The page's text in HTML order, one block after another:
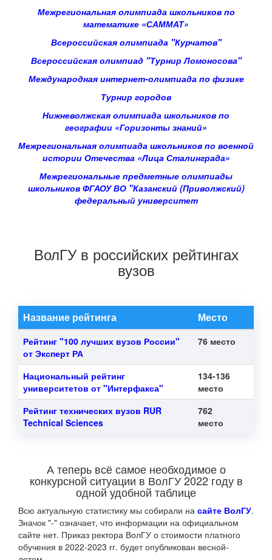
Межрегиональная олимпиада школьников по
математике «САММАТ»
Всероссийская олимпиада "Курчатов"
Всероссийская олимпиад "Турнир Ломоносова"
Международная интернет-олимпиада по физике
Турнир городов
Нижневолжская олимпиада школьников по
географии «Горизонты знаний»
Межрегиональная олимпиада школьников по военной
истории Отечества «Лица Сталинграда»
Межрегиональные предметные олимпиады
школьников ФГАОУ ВО "Казанский (Приволжский)
федеральный университет
ВолГУ в российских рейтингах
вузов
Название рейтинга Место
Рейтинг "100 лучших вузов России"
от Эксперт РА
76 место
Национальный рейтинг
университетов от "Интерфакса"
134-136
место
Рейтинг технических вузов RUR
Technical Sciences
762
место
А теперь всё самое необходимое о
конкурсной ситуации в ВолГУ 2022 году в
одной удобной таблице
Всю актуальную статистику мы собирали на сайте ВолГУ.
Значок "-" означает, что информации на официальном
сайте нет. Приказ ректора ВолГУ о стоимости платного
обучения в 2022-2023 гг. будет опубликован весной-